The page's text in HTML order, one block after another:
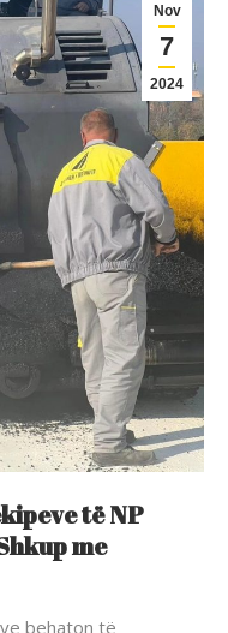
Nov
7
2024
të NP
me
behaton të